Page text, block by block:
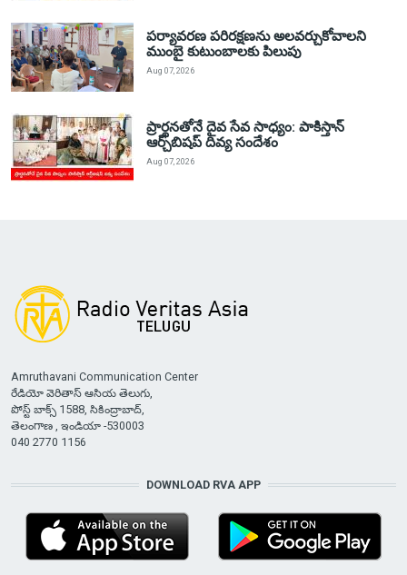
పర్యావరణ పరిరక్షణను అలవర్చుకోవాలని
ముంబై కుటుంబాలకు పిలుపు
Aug 07, 2026
ప్రార్థనతోనే దైవ సేవ సాధ్యం: పాకిస్తాన్‌
ఆర్చ్‌బిషప్ దివ్య సందేశం
Aug 07, 2026
Amruthavani Communication Center
రేడియో వెరితాస్ ఆసియ తెలుగు,
పోస్ట్ బాక్స్ 1588, సికింద్రాబాద్,
తెలంగాణ , ఇండియా -530003
040 2770 1156
DOWNLOAD RVA APP